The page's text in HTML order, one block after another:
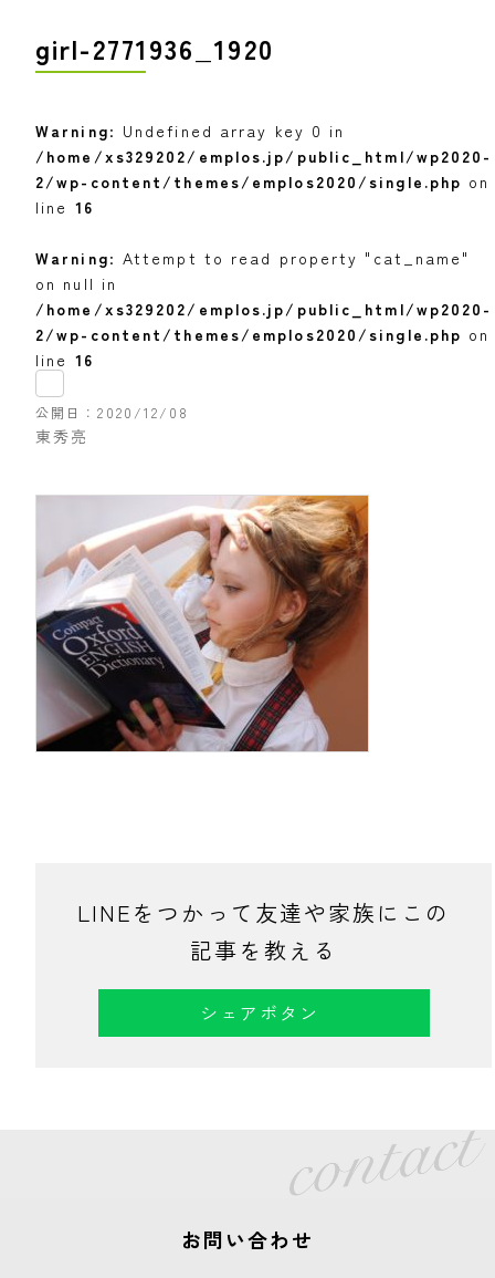
girl-2771936_1920
Warning: Undefined array key 0 in
/home/xs329202/emplos.jp/public_html/wp2020-
2/wp-content/themes/emplos2020/single.php on
line 16
Warning: Attempt to read property "cat_name"
on null in
/home/xs329202/emplos.jp/public_html/wp2020-
2/wp-content/themes/emplos2020/single.php on
line 16
公開日 2020/12/08
東秀亮
LINEをつかって友達や家族にこの
記事を教える
シェアボタン
お問い合わせ